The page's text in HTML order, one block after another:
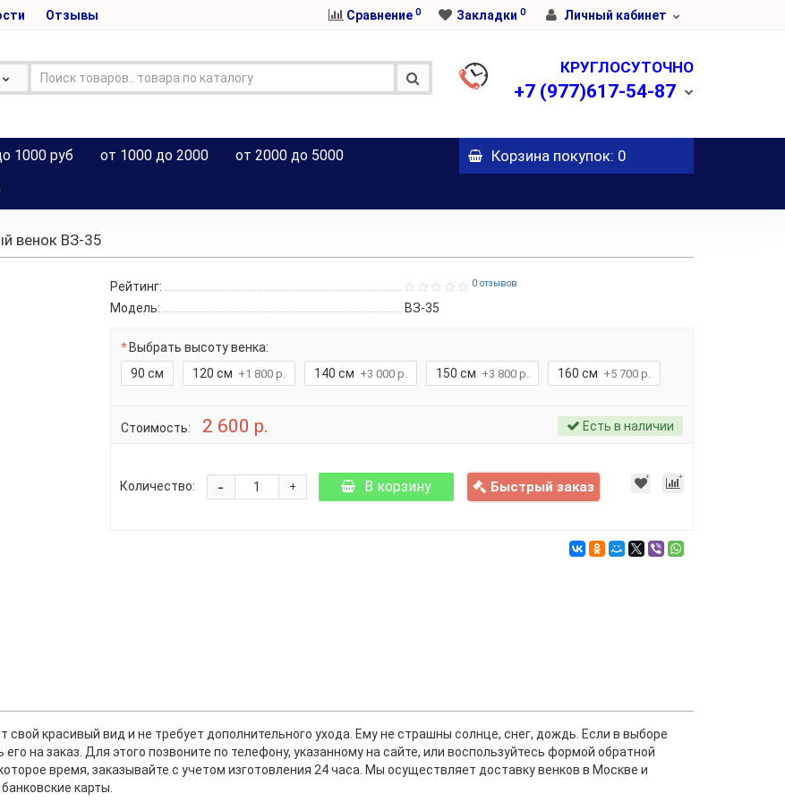
Отзывы Сравнение 0 Закладки 0 Личный кабинет
КРУГЛОСУТОЧНО
+7 (977)617-54-87
1000 руб от 1000 до 2000 от 2000 до 5000 Корзинапокупок: 0
венок BЗ-35
Рейтинг: 0 отзывов
Модель: ВЗ-35
Выбрать высоту венка:
90 см
120 см +1 800 р. 140 см +3 000 р. 150 см +3 800 р. 160 см +5 700 р.
Стоимость: 2 600 р. Есть в наличии
Количество: +
- В корзину Быстрый заказ
свой красивый вид и не требует дополнительного ухода. Ему не страшны солнце, снег, дождь. Если в выборе
на заказ. Для этого позвоните по телефону, указанному на сайте, или воспользуйтесь формой обратной
время, заказывайте с учетом изготовления 24 часа. Мы осуществляет доставку венков в Москве и
карты.